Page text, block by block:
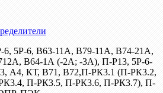
6, 5Р-6, В63-11А, В79-11А, В74-21А,
В64-1А (-2А; -3А), П-Р13, 5Р-6-
А4, КТ, В71, В72,П-РК3.1 (П-РК3.2,
П-РК3.5, П-РК3.6, П-РК3.7), П-